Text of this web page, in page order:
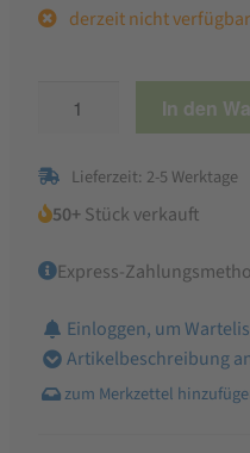
derzeit nicht verfügbar
GOLD
Menge
In den
Lieferzeit: 2-5 Werktage
50+Stück verkauft
Express-
Einloggen, um
Artikelbeschreibung